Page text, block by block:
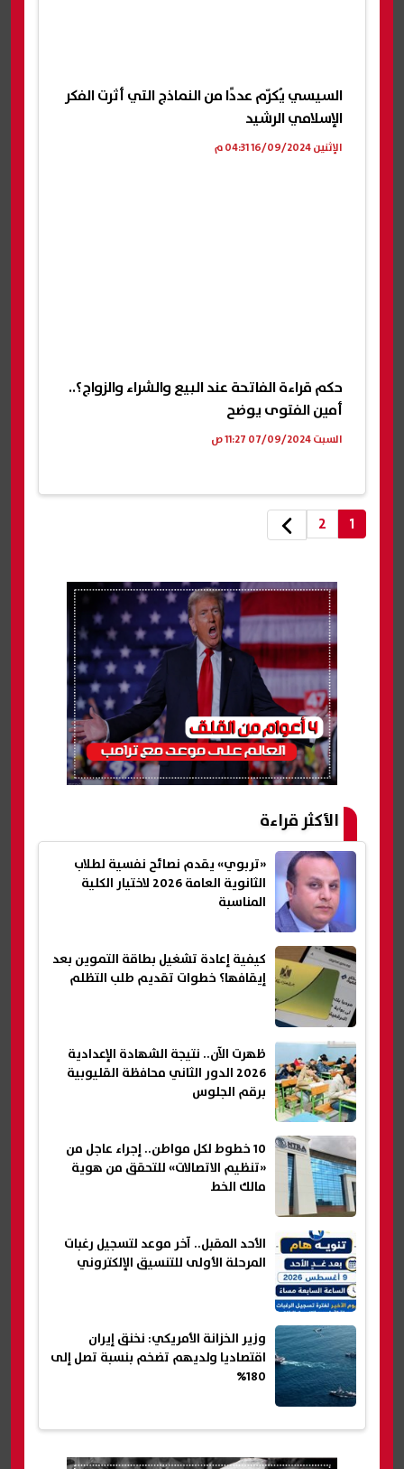
السيسي يُكرّم عددًا من النماذج التي أثرت الفكر
الإسلامي الرشيد
الإثنين 16/09/2024 04:31 م
حكم قراءة الفاتحة عند البيع والشراء والزواج؟..
أمين الفتوى يوضح
السبت 07/09/2024 11:27 ص
1
2
الأكثر قراءة
«تربوي» يقدم نصائح نفسية لطلاب
الثانوية العامة 2026 لاختيار الكلية
المناسبة
كيفية إعادة تشغيل بطاقة التموين بعد
إيقافها؟ خطوات تقديم طلب التظلم
ظهرت الآن.. نتيجة الشهادة الإعدادية
2026 الدور الثاني محافظة القليوبية
برقم الجلوس
10 خطوط لكل مواطن.. إجراء عاجل من
«تنظيم الاتصالات» للتحقق من هوية
مالك الخط
الأحد المقبل.. آخر موعد لتسجيل رغبات
المرحلة الأولى للتنسيق الإلكتروني
وزير الخزانة الأمريكي: نخنق إيران
اقتصاديا ولديهم تضخم بنسبة تصل إلى
180%